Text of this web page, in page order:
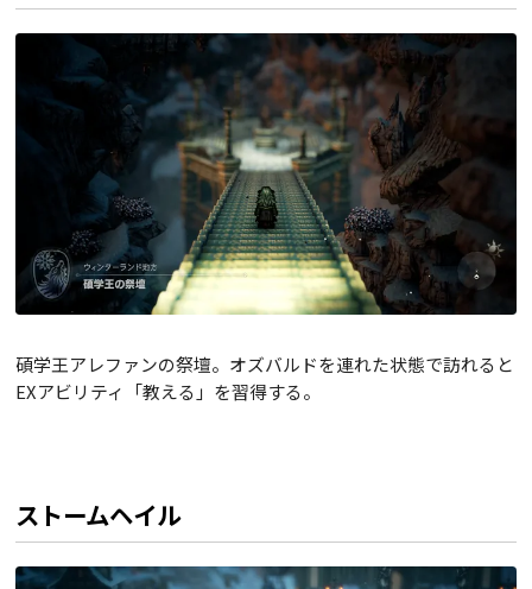
碩学王アレファンの祭壇。オズバルドを連れた状態で訪れると
EXアビリティ「教える」を習得する。
ストームヘイル